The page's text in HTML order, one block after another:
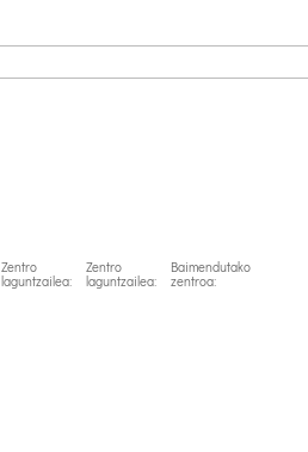
Zentro
laguntzailea:
Zentro
laguntzailea:
Baimendutako
zentroa: